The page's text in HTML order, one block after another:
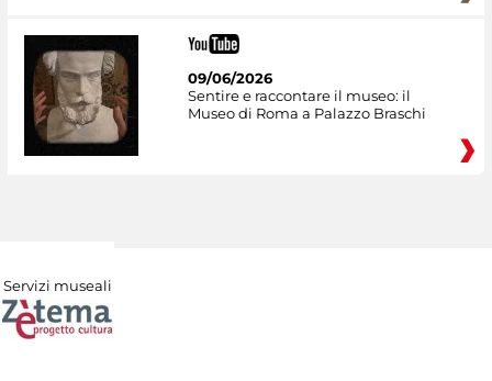
09/06/2026
Sentire e raccontare il museo: il
Museo di Roma a Palazzo Braschi
Servizi museali